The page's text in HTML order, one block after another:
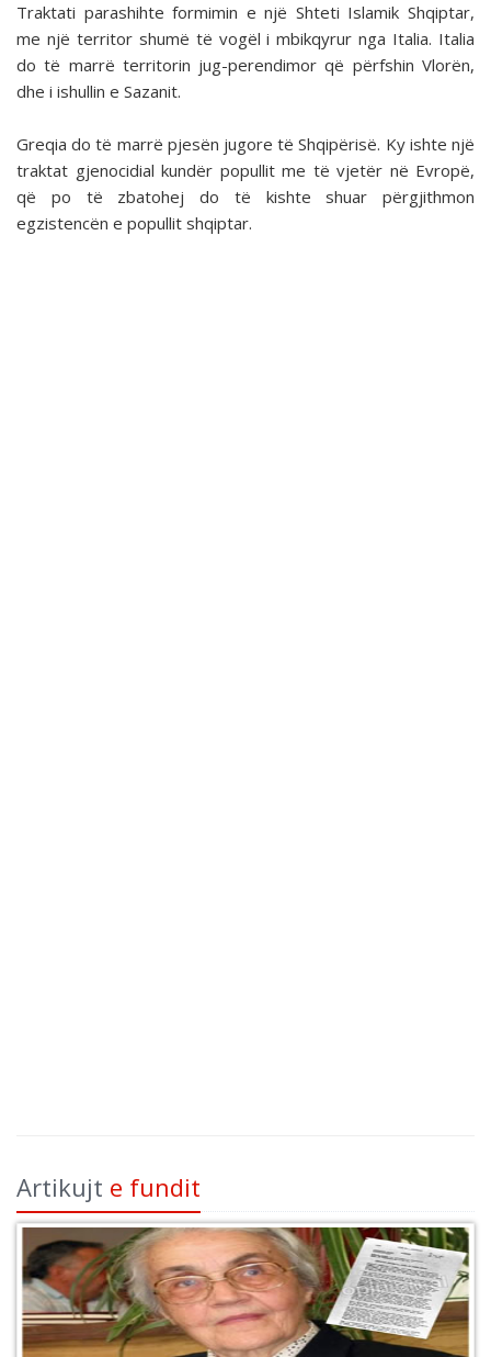
Traktati parashihte formimin e një Shteti Islamik Shqiptar,
me një territor shumë të vogël i mbikqyrur nga Italia. Italia
do të marrë territorin jug-perendimor që përfshin Vlorën,
dhe i ishullin e Sazanit.
Greqia do të marrë pjesën jugore të Shqipërisë. Ky ishte një
traktat gjenocidial kundër popullit me të vjetër në Evropë,
që po të zbatohej do të kishte shuar përgjithmon
egzistencën e popullit shqiptar.
Artikujt e fundit